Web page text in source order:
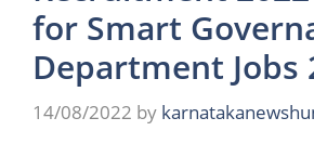
for Smart
Department Jobs
14/08/2022 by